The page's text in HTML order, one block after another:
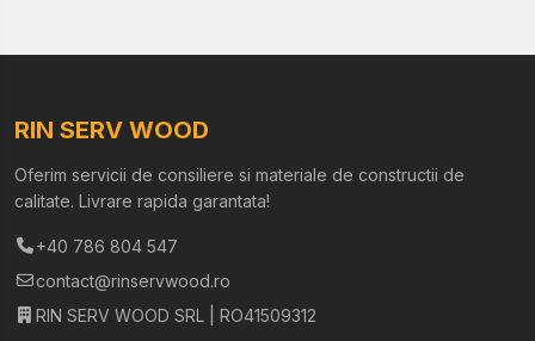
RIN SERV WOOD
Oferim servicii de consiliere si materiale de constructii de
calitate. Livrare rapida garantata!
+40 786 804 547
contact@rinservwood.ro
RIN SERV WOOD SRL | RO41509312